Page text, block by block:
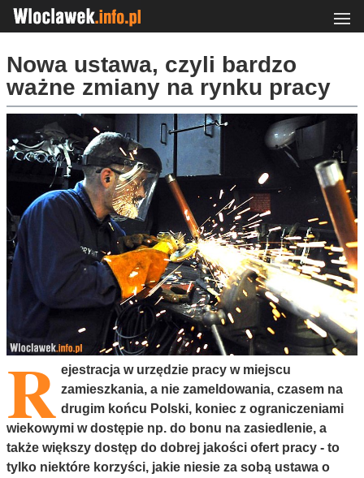
Nowa ustawa, czyli bardzo
ważne zmiany na rynku pracy
R ejestracja w urzędzie pracy w miejscu
zamieszkania, a nie zameldowania, czasem na
drugim końcu Polski, koniec z ograniczeniami
wiekowymi w dostępie np. do bonu na zasiedlenie, a
także większy dostęp do dobrej jakości ofert pracy - to
tylko niektóre korzyści, jakie niesie za sobą ustawa o